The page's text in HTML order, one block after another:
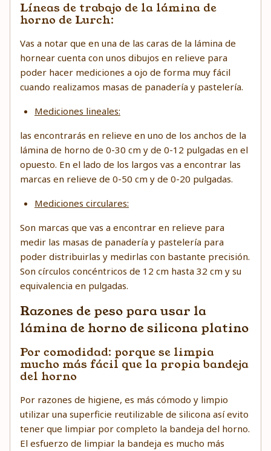
Líneas de trabajo de la lámina de
horno de Lurch:
Vas a notar que en una de las caras de la lámina de
hornear cuenta con unos dibujos en relieve para
poder hacer mediciones a ojo de forma muy fácil
cuando realizamos masas de panadería y pastelería.
Mediciones lineales:
las encontrarás en relieve en uno de los anchos de la
lámina de horno de 0-30 cm y de 0-12 pulgadas en el
opuesto. En el lado de los largos vas a encontrar las
marcas en relieve de 0-50 cm y de 0-20 pulgadas.
Mediciones circulares:
Son marcas que vas a encontrar en relieve para
medir las masas de panadería y pastelería para
poder distribuirlas y medirlas con bastante precisión.
Son círculos concéntricos de 12 cm hasta 32 cm y su
equivalencia en pulgadas.
Razones de peso para usar la
lámina de horno de silicona platino
Por comodidad: porque se limpia
mucho más fácil que la propia bandeja
del horno
Por razones de higiene, es más cómodo y limpio
utilizar una superficie reutilizable de silicona así evito
tener que limpiar por completo la bandeja del horno.
El esfuerzo de limpiar la bandeja es mucho más